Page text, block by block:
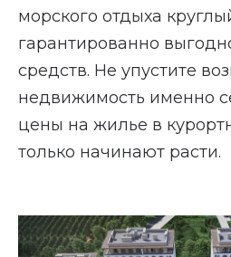
морского отдыха
гарантированно
средств. Не упустите
недвижимость именно
цены на жилье в
только начинают расти.